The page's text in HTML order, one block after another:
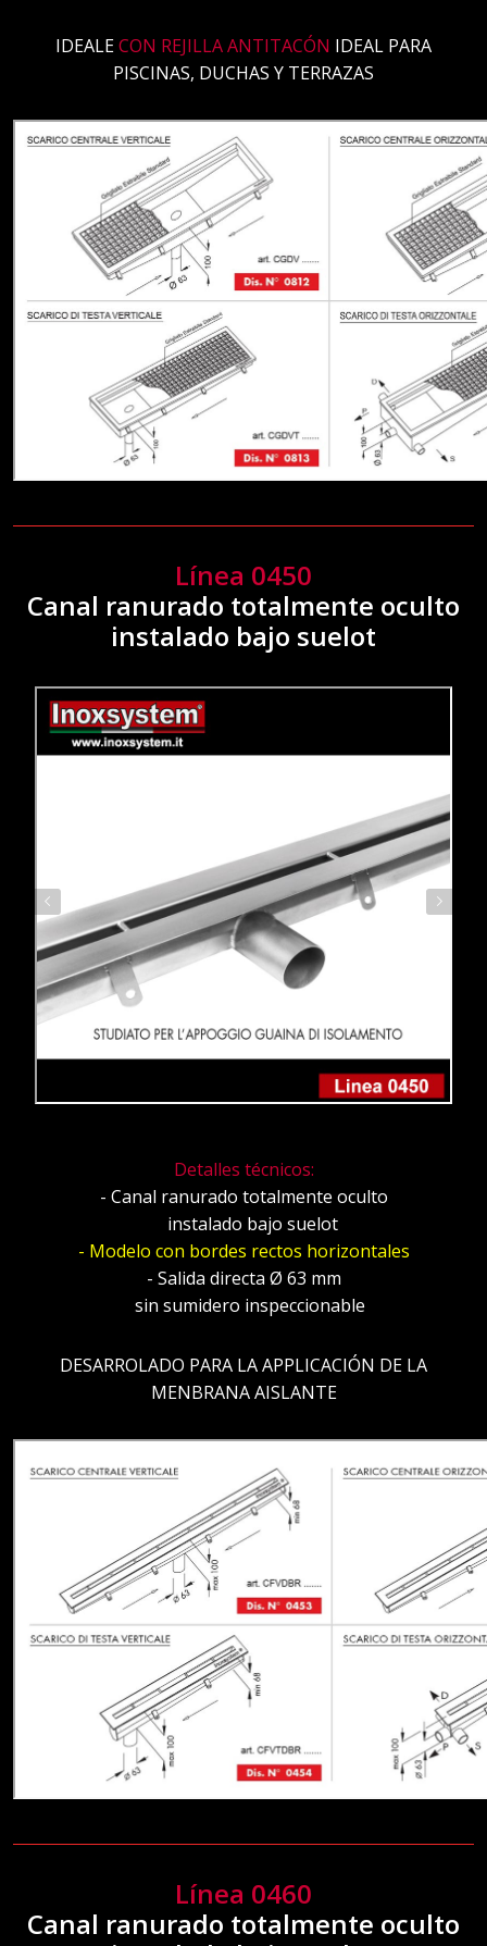
IDEALECON REJILLA ANTITACÓN IDEAL PARA
PISCINAS, DUCHAS Y TERRAZAS
Línea 0450
Canal ranurado totalmente oculto
instalado bajo suelot
Detalles técnicos:
- Canal ranurado totalmente oculto
instalado bajo suelot
- Modelo con bordes rectos horizontales
- Salida directa Ø 63 mm
sin sumidero inspeccionable
DESARROLADO PARA LA APPLICACIÓN DE LA
MENBRANA AISLANTE
Línea 0460
Canal ranurado totalmente oculto